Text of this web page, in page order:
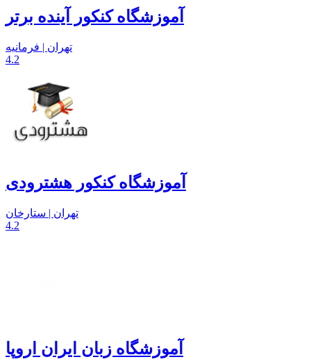
آموزشگاه کنکور آینده برتر
تهران | فرمانیه
4.2
آموزشگاه کنکور هشترودی
تهران | ستارخان
4.2
آموزشگاه زبان ایران اروپا